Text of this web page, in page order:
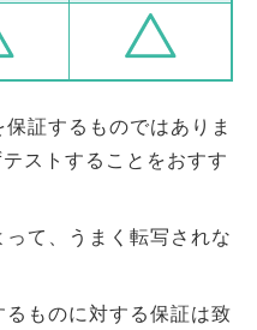
証するものではありま
ストすることをおすす
て、うまく転写されな
ものに対する保証は致